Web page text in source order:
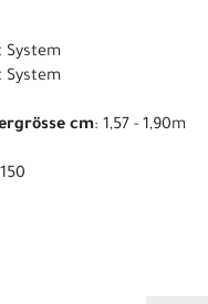
System
System
cm: 1,57 - 1,90m